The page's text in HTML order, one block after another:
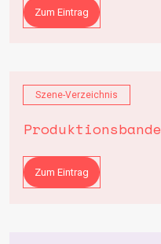
Zum Eintrag
Szene-Verzeichnis
Produktionsbande
Zum Eintrag